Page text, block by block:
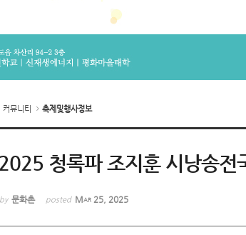
커뮤니티 축제및행사정보
청록파 조지훈 시낭송전
문화촌 posted Mar 25, 2025